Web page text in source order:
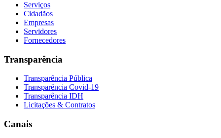
Serviços
Cidadãos
Empresas
Servidores
Fornecedores
Transparência
Transparência Pública
Transparência Covid-19
Transparência IDH
Licitações & Contratos
Canais